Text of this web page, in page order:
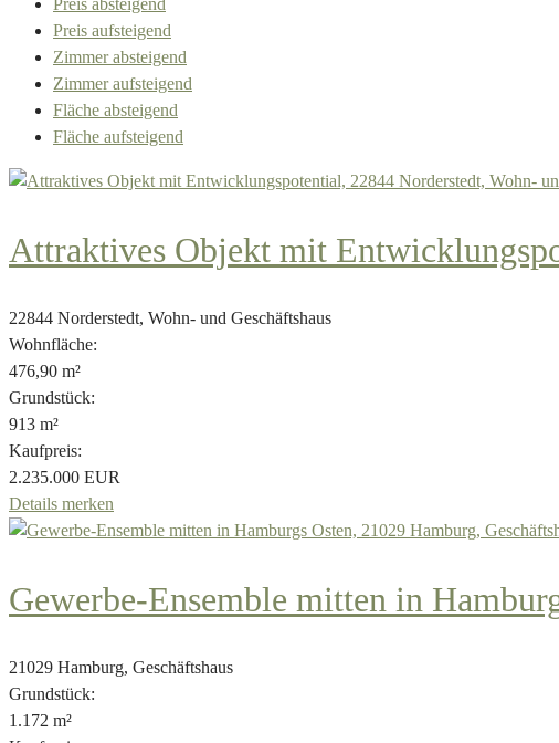
Preis aufsteigend
Zimmer absteigend
Zimmer aufsteigend
Fläche absteigend
Fläche aufsteigend
Attraktives Objekt mit
22844 Norderstedt, Wohn- und Geschäftshaus
Wohnfläche:
476,90 m²
Grundstück:
913 m²
Kaufpreis:
2.235.000 EUR
Details merken
Gewerbe-Ensemble mitten in
21029 Hamburg, Geschäftshaus
Grundstück:
1.172 m²